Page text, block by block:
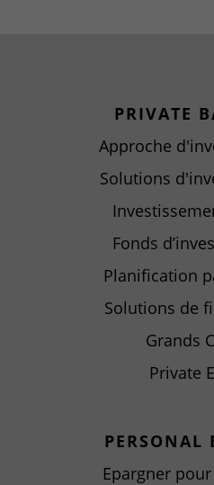
PRIVATE
Approche
Solutions
Fonds
Planification
Solutions de
Grands
Private
PERSONAL
Epargner